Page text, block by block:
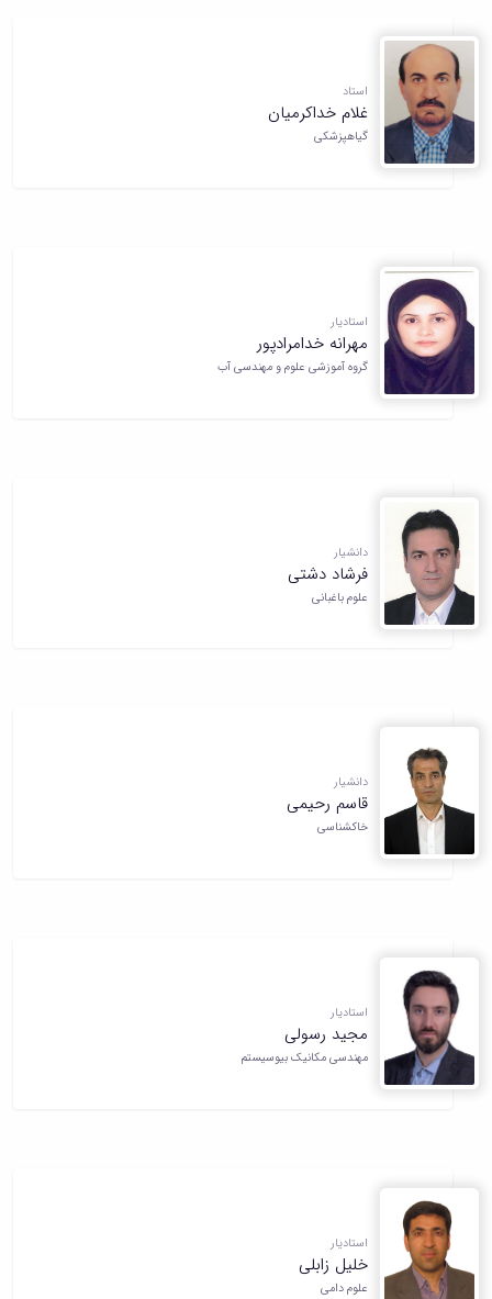
استاد
غلام خداکرمیان
گیاهپزشکی
استادیار
مهرانه خدامرادپور
گروه آموزشی علوم و مهندسی آب
دانشیار
فرشاد دشتی
علوم باغبانی
دانشیار
قاسم رحیمی
خاکشناسی
استادیار
مجید رسولی
مهندسی مکانیک بیوسیستم
استادیار
خلیل زابلی
علوم دامی